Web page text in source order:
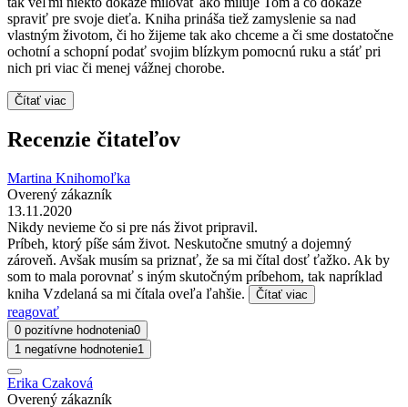
spraviť pre svoje dieťa. Kniha prináša tiež zamyslenie sa nad
vlastným životom, či ho žijeme tak ako chceme a či sme dostatočne
ochotní a schopní podať svojim blízkym pomocnú ruku a stáť pri
nich pri viac či menej vážnej chorobe.
Čítať viac
Recenzie čitateľov
Martina Knihomoľka
Overený zákazník
13.11.2020
Nikdy nevieme čo si pre nás život pripravil.
Príbeh, ktorý píše sám život. Neskutočne smutný a dojemný
zároveň. Avšak musím sa priznať, že sa mi čítal dosť ťažko. Ak by
som to mala porovnať s iným skutočným príbehom, tak napríklad
kniha Vzdelaná sa mi čítala oveľa ľahšie.
Čítať viac
reagovať
0 pozitívne hodnotenia0
1 negatívne hodnotenie1
Erika Czaková
Overený zákazník